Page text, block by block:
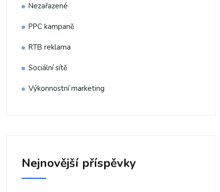
Nezařazené
PPC kampaně
RTB reklama
Sociální sítě
Výkonnostní marketing
Nejnovější příspěvky